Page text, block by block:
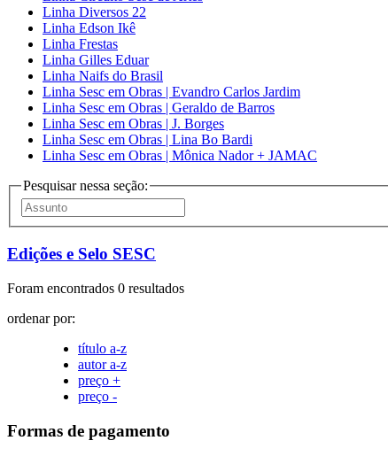
Linha Diversos 22
Linha Edson Ikê
Linha Frestas
Linha Gilles Eduar
Linha Naifs do Brasil
Linha Sesc em Obras | Evandro Carlos Jardim
Linha Sesc em Obras | Geraldo de Barros
Linha Sesc em Obras | J. Borges
Linha Sesc em Obras | Lina Bo Bardi
Linha Sesc em Obras | Mônica Nador + JAMAC
Pesquisar nessa seção:
Edições e Selo SESC
Foram encontrados 0 resultados
ordenar por:
título a-z
autor a-z
preço +
preço -
Formas de pagamento